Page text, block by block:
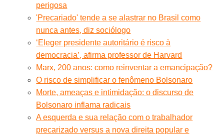
perigosa
'Precariado' tende a se alastrar no Brasil como
nunca antes, diz sociólogo
‘Eleger presidente autoritário é risco à
democracia’, afirma professor de Harvard
Marx, 200 anos: como reinventar a emancipação?
O risco de simplificar o fenômeno Bolsonaro
Morte, ameaças e intimidação: o discurso de
Bolsonaro inflama radicais
A esquerda e sua relação com o trabalhador
precarizado versus a nova direita popular e